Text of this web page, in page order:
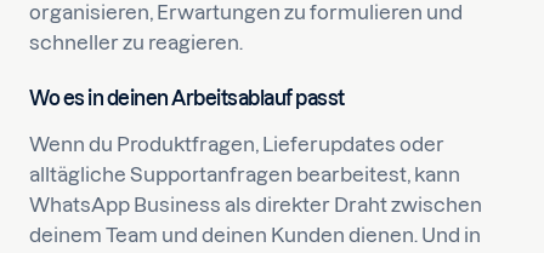
organisieren, Erwartungen zu formulieren und
schneller zu reagieren.
Wo es in deinen Arbeitsablauf passt
Wenn du Produktfragen, Lieferupdates oder
alltägliche Supportanfragen bearbeitest, kann
WhatsApp Business als direkter Draht zwischen
deinem Team und deinen Kunden dienen. Und in